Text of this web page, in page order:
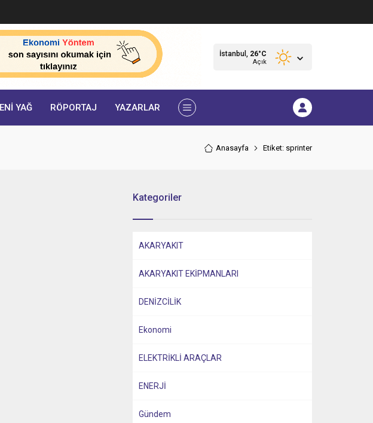
İstanbul, 26°C
Açık
YAĞ RÖPORTAJ YAZARLAR
Anasayfa Etiket: sprinter
Kategoriler
AKARYAKIT
AKARYAKIT EKİPMANLARI
DENİZCİLİK
Ekonomi
ELEKTRİKLİ ARAÇLAR
ENERJİ
Gündem